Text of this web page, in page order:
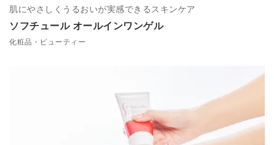
ソフチュール オールインワンゲル
肌にやさしくうるおいが実感できるスキンケア
化粧品・ビューティー